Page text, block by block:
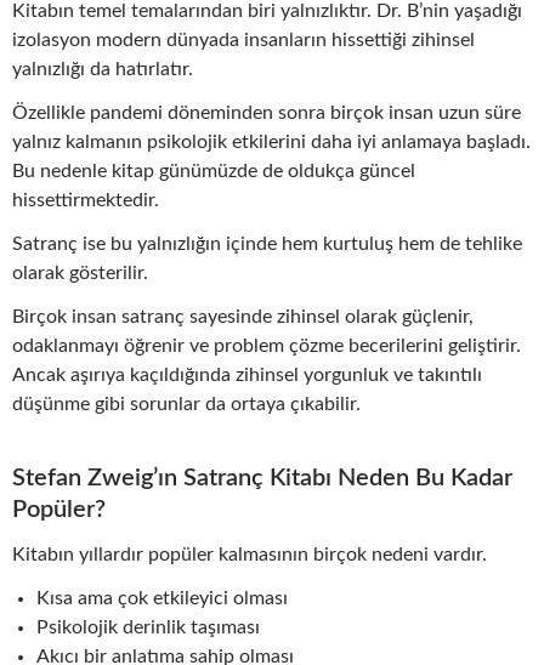
Kitabın temel temalarından biri yalnızlıktır. Dr. B’nin yaşadığı
izolasyon modern dünyada insanların hissettiği zihinsel
yalnızlığı da hatırlatır.
Özellikle pandemi döneminden sonra birçok insan uzun süre
yalnız kalmanın psikolojik etkilerini daha iyi anlamaya başladı.
Bu nedenle kitap günümüzde de oldukça güncel
hissettirmektedir.
Satranç ise bu yalnızlığın içinde hem kurtuluş hem de tehlike
olarak gösterilir.
Birçok insan satranç sayesinde zihinsel olarak güçlenir,
odaklanmayı öğrenir ve problem çözme becerilerini geliştirir.
Ancak aşırıya kaçıldığında zihinsel yorgunluk ve takıntılı
düşünme gibi sorunlar da ortaya çıkabilir.
Stefan Zweig’ın Satranç Kitabı Neden Bu Kadar
Popüler?
Kitabın yıllardır popüler kalmasının birçok nedeni vardır.
Kısa ama çok etkileyici olması
Psikolojik derinlik taşıması
Akıcı bir anlatıma sahip olması